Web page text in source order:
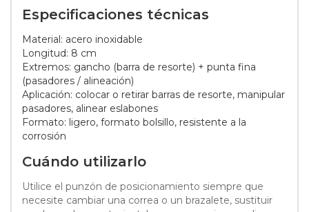
Especificaciones técnicas
Material: acero inoxidable
Longitud: 8 cm
Extremos: gancho (barra de resorte) + punta fina
(pasadores / alineación)
Aplicación: colocar o retirar barras de resorte, manipular
pasadores, alinear eslabones
Formato: ligero, formato bolsillo, resistente a la
corrosión
Cuándo utilizarlo
Utilice el punzón de posicionamiento siempre que
necesite cambiar una correa o un brazalete, sustituir